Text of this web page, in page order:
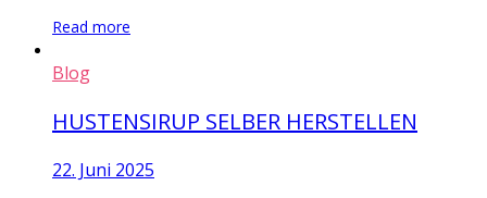
Read more
Blog
HUSTENSIRUP SELBER HERSTELLEN
22. Juni 2025